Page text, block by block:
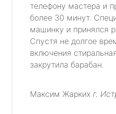
телефону мастера и
более 30 минут.
машинку и принялся
Спустя не долгое
включения
закрутила барабан.
Максим Жарких г.